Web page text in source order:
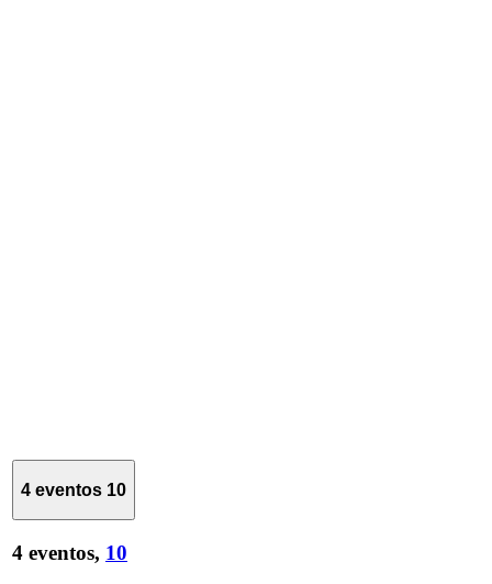
4 eventos 10
4 eventos, 10